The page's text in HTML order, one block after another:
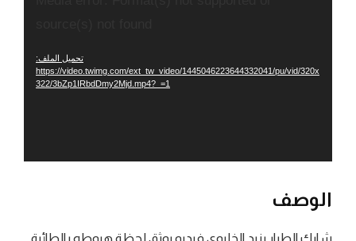
تحميل الملف:
https://video.twimg.com/ext_tw_video/1445046223644332041/pu/vid/320x
322/3bZp1IRbdDmy2Mjd.mp4?_=1
الوصف
شارك الطيار يزيد الخليوي فيديو يوثق لحظة هبوطه بالطائرة